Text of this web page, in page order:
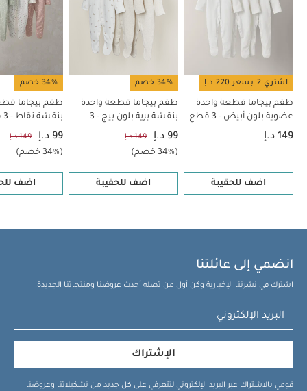
اشتري 2 بسعر 220 د.إ
طقم بيجاما قطعة واحدة
عضوية بلون أبيض - 3 قطع
149 د.إ
اضف للحقيبة
34% خصم
طقم بيجاما قطعة واحدة
بنقشة برية بلون بيج - 3
قطع
99 د.إ 149 د.إ
(34% خصم)
اضف للحقيبة
34% خصم
طقم بيجاما
بنقشة نقاط - 3 قطع
99 د.إ 149 د.إ
(34% خصم)
اضف
انضمي إلى عائلتنا
اشترك في نشرتنا الإخبارية وكن أول من تصله أحدث عروضنا ومنتجاتنا الجديدة.
الإشتراك
قومي بالاشتراك عبر البريد الإلكتروني لتتعرفي على كل جديد من تشكيلاتنا وعروضنا